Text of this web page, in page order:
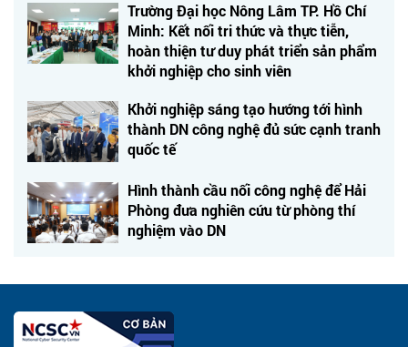
Trường Đại học Nông Lâm TP. Hồ Chí
Minh: Kết nối tri thức và thực tiễn,
hoàn thiện tư duy phát triển sản phẩm
khởi nghiệp cho sinh viên
Khởi nghiệp sáng tạo hướng tới hình
thành DN công nghệ đủ sức cạnh tranh
quốc tế
Hình thành cầu nối công nghệ để Hải
Phòng đưa nghiên cứu từ phòng thí
nghiệm vào DN